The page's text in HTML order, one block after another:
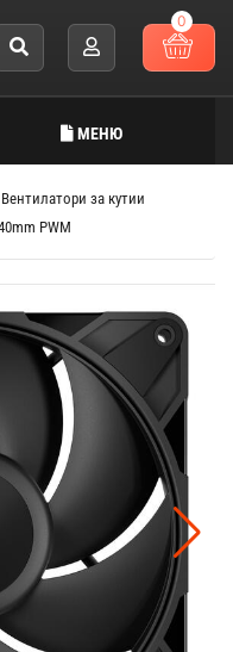
0
МЕНЮ
Вентилатори за кутии
PWM